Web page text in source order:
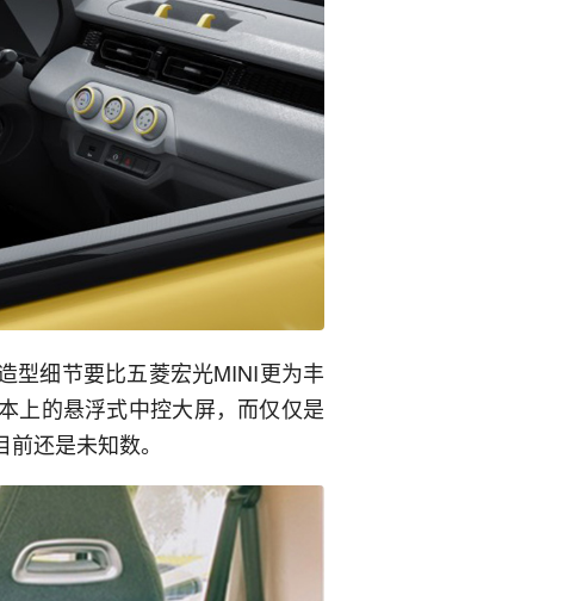
型细节要比五菱宏光MINI更为丰
上的悬浮式中控大屏，而仅仅是
还是未知数。